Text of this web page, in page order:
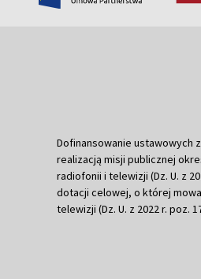
Dofinansowanie ustawowych
realizacją misji publicznej
radiofonii i telewizji (Dz. U. z
dotacji celowej, o której
telewizji (Dz. U. z 2022 r. poz.